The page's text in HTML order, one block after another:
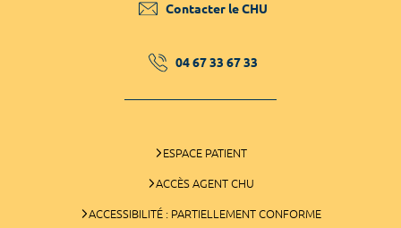
Contacter le CHU
04 67 33 67 33
ESPACE PATIENT
ACCÈS AGENT CHU
ACCESSIBILITÉ : PARTIELLEMENT CONFORME